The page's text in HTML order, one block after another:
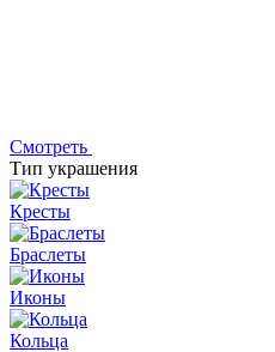
Смотреть
Тип украшения
Кресты
Браслеты
Иконы
Кольца